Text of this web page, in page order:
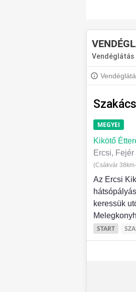
Vendéglátás
Szakács
MEGYEI
Kikötő
Ercsi, Fejér
(Csákvár
Az Ercsi
keressük
START